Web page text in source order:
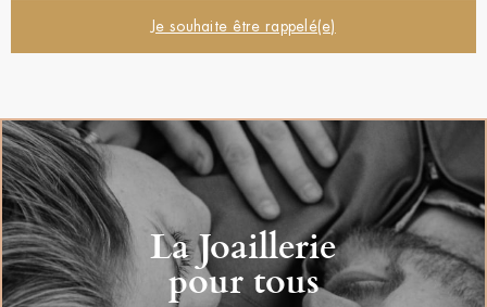
Je souhaite être rappelé(e)
La Joaillerie
pour tous